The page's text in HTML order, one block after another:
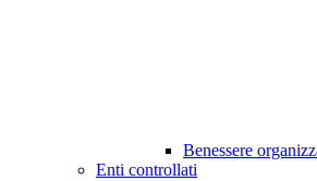
Benessere
Enti controllati